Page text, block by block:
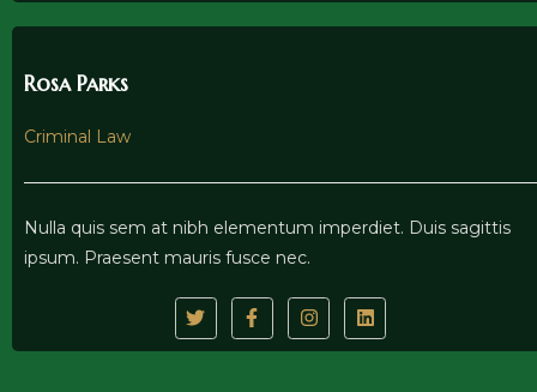
Rosa Parks
Criminal Law
Nulla quis sem at nibh elementum imperdiet. Duis sagittis
ipsum. Praesent mauris fusce nec.